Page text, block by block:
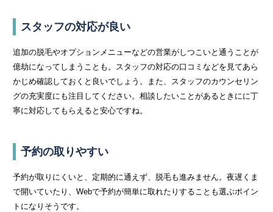
スタッフの対応が良い
追加の脱毛やオプションメニューなどの営業がしつこいと通うことが
億劫になってしまうことも。スタッフの対応の口コミなどを見てあら
かじめ確認しておくと良いでしょう。また、スタッフのカウンセリン
グの充実度にも注目してください。相談したいことがあるときにに丁
寧に対応してもらえると安心ですね。
予約の取りやすい
予約が取りにくいと、定期的に通えず、脱毛も進みません。夜遅くま
で開いていたり、Webで予約が簡単に取れたりすることも選ぶポイン
トになりそうです。